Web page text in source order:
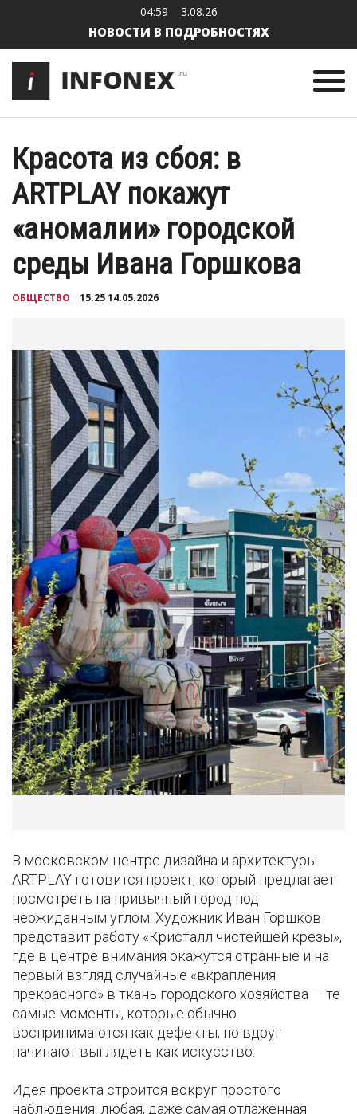
04:59 3.08.26
НОВОСТИ В ПОДРОБНОСТЯХ
Красота из сбоя: в
ARTPLAY покажут
«аномалии» городской
среды Ивана Горшкова
ОБЩЕСТВО 15:25 14.05.2026
В московском центре дизайна и архитектуры
ARTPLAY готовится проект, который предлагает
посмотреть на привычный город под
неожиданным углом. Художник Иван Горшков
представит работу «Кристалл чистейшей крезы»,
где в центре внимания окажутся странные и на
первый взгляд случайные «вкрапления
прекрасного» в ткань городского хозяйства — те
самые моменты, которые обычно
воспринимаются как дефекты, но вдруг
начинают выглядеть как искусство.
Идея проекта строится вокруг простого
наблюдения: любая, даже самая отлаженная